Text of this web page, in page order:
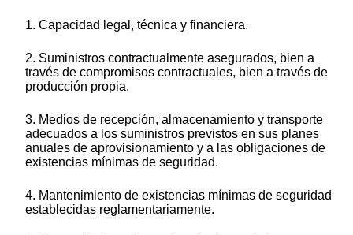
1. Capacidad legal, técnica y financiera.
2. Suministros contractualmente asegurados, bien a
través de compromisos contractuales, bien a través de
producción propia.
3. Medios de recepción, almacenamiento y transporte
adecuados a los suministros previstos en sus planes
anuales de aprovisionamiento y a las obligaciones de
existencias mínimas de seguridad.
4. Mantenimiento de existencias mínimas de seguridad
establecidas reglamentariamente.